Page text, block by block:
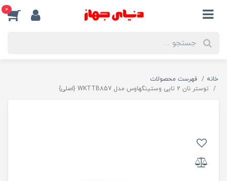
0
خانه
فهرست محصولات
توستر نان 2 تایی وستینگهاوس مدل WKTTB857 {اصلی}